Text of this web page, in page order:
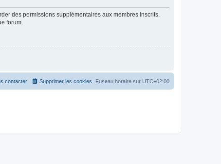
des permissions supplémentaires aux membres inscrits.
forum.
Fuseau horaire sur UTC+02:00
Supprimer les cookies
contacter